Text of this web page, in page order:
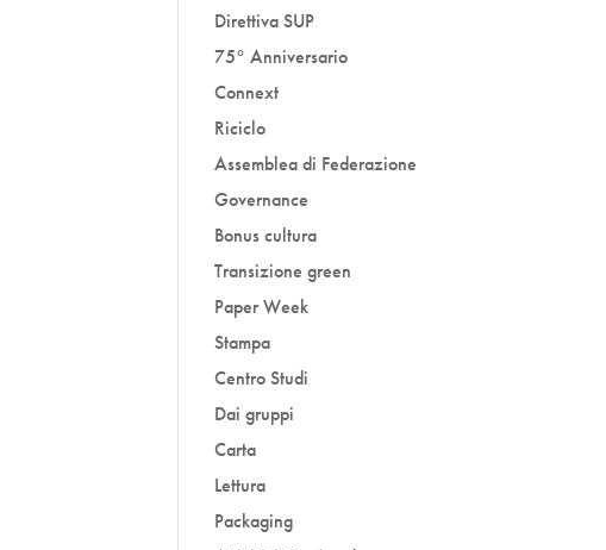
Direttiva SUP
75° Anniversario
Connext
Riciclo
Assemblea di Federazione
Governance
Bonus cultura
Transizione green
Paper Week
Stampa
Centro Studi
Dai gruppi
Carta
Lettura
Packaging